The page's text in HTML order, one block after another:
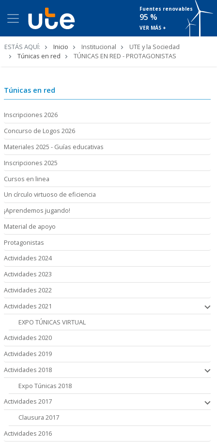
Fuentes renovables
95 %
VER MÁS +
ESTÁS AQUÍ: Inicio Institucional
UTE y la Sociedad
Túnicas en red
TÚNICAS EN RED - PROTAGONISTAS
Túnicas en red
Inscripciones 2026
Concurso de Logos 2026
Materiales 2025 - Guías educativas
Inscripciones 2025
Cursos en linea
Un círculo virtuoso de eficiencia
¡Aprendemos jugando!
Material de apoyo
Protagonistas
Actividades 2024
Actividades 2023
Actividades 2022
Actividades 2021
EXPO TÚNICAS VIRTUAL
Actividades 2020
Actividades 2019
Actividades 2018
Expo Túnicas 2018
Actividades 2017
Clausura 2017
Actividades 2016